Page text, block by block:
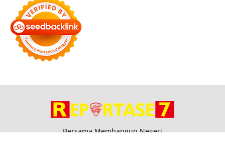
Bersama Membangun Negeri